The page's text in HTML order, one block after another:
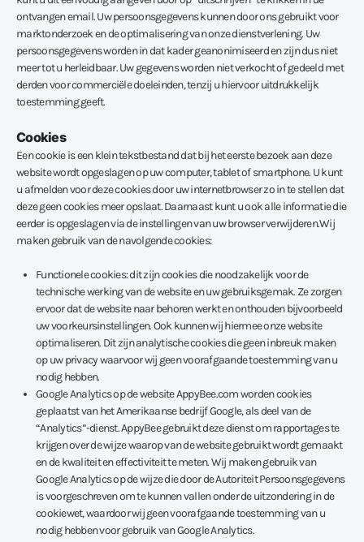
ontvangen email. Uw persoonsgegevens kunnen door ons gebruikt voor
marktonderzoek en de optimalisering van onze dienstverlening. Uw
persoonsgegevens worden in dat kader geanonimiseerd en zijn dus niet
meer tot u herleidbaar. Uw gegevens worden niet verkocht of gedeeld met
derden voor commerciële doeleinden, tenzij u hiervoor uitdrukkelijk
toestemming geeft.
Cookies
Een cookie is een klein tekstbestand dat bij het eerste bezoek aan deze
website wordt opgeslagen op uw computer, tablet of smartphone. U kunt
u afmelden voor deze cookies door uw internetbrowser zo in te stellen dat
deze geen cookies meer opslaat. Daarnaast kunt u ook alle informatie die
eerder is opgeslagen via de instellingen van uw browser verwijderen.Wij
maken gebruik van de navolgende cookies:
Functionele cookies: dit zijn cookies die noodzakelijk voor de
technische werking van de website en uw gebruiksgemak. Ze zorgen
ervoor dat de website naar behoren werkt en onthouden bijvoorbeeld
uw voorkeursinstellingen. Ook kunnen wij hiermee onze website
optimaliseren. Dit zijn analytische cookies die geen inbreuk maken
op uw privacy waarvoor wij geen voorafgaande toestemming van u
nodig hebben.
Google Analytics op de website AppyBee.com worden cookies
geplaatst van het Amerikaanse bedrijf Google, als deel van de
“Analytics”-dienst. AppyBee gebruikt deze dienst om rapportages te
krijgen over de wijze waarop van de website gebruikt wordt gemaakt
en de kwaliteit en effectiviteit te meten. Wij maken gebruik van
Google Analytics op de wijze die door de Autoriteit Persoonsgegevens
is voorgeschreven om te kunnen vallen onder de uitzondering in de
cookiewet, waardoor wij geen voorafgaande toestemming van u
nodig hebben voor gebruik van Google Analytics.